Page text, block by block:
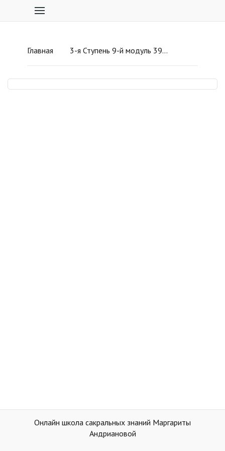
Главная 3-я Ступень 9-й модуль 39-й урок
Онлайн школа сакральных знаний Маргариты
Андриановой